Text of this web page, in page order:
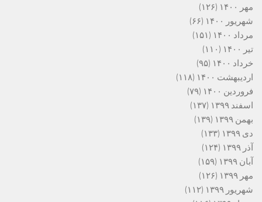
مهر ۱۴۰۰
(۱۲۶)
شهریور ۱۴۰۰
(۶۶)
مرداد ۱۴۰۰
(۱۵۱)
تیر ۱۴۰۰
(۱۱۰)
خرداد ۱۴۰۰
(۹۵)
اردیبهشت ۱۴۰۰
(۱۱۸)
فروردین ۱۴۰۰
(۷۹)
اسفند ۱۳۹۹
(۱۳۷)
بهمن ۱۳۹۹
(۱۳۹)
دی ۱۳۹۹
(۱۳۳)
آذر ۱۳۹۹
(۱۲۴)
آبان ۱۳۹۹
(۱۵۹)
مهر ۱۳۹۹
(۱۲۶)
شهریور ۱۳۹۹
(۱۱۲)